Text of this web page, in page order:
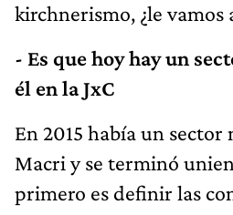
kirchnerismo, ¿le vamos
- Es que hoy hay un
él en la JxC
En 2015 había un sector
Macri y se terminó
primero es definir las